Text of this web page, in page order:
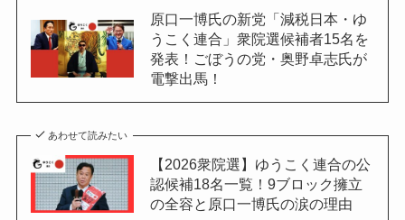
原口一博氏の新党「減税日本・ゆ
うこく連合」衆院選候補者15名を
発表！ごぼうの党・奥野卓志氏が
電撃出馬！
あわせて読みたい
【2026衆院選】ゆうこく連合の公
認候補18名一覧！9ブロック擁立
の全容と原口一博氏の涙の理由